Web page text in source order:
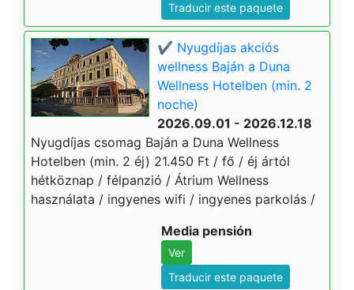
Traducir este paquete
✔️ Nyugdíjas akciós
wellness Baján a Duna
Wellness Hotelben (min. 2
noche)
2026.09.01 - 2026.12.18
Nyugdíjas csomag Baján a Duna Wellness
Hotelben (min. 2 éj) 21.450 Ft / fő / éj ártól
hétköznap / félpanzió / Átrium Wellness
használata / ingyenes wifi / ingyenes parkolás /
Media pensión
Ver
Traducir este paquete